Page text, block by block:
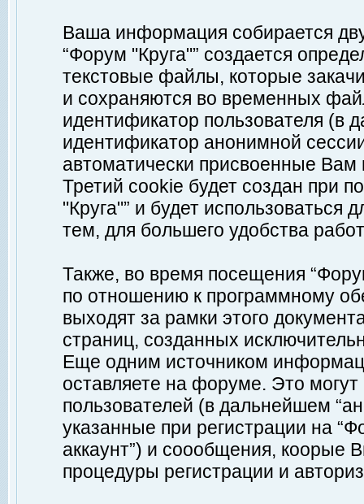
Ваша информация собирается
“Форум "Круга"” создается
текстовые файлы, которые
и сохраняются во временных
идентификатор пользователя (в
идентификатор анонимной
автоматически присвоенные
Третий cookie будет создан при
"Круга"” и будет
тем, для большего удобства
Также, во время посещения
по отношению к программному
выходят за рамки этого
страниц, созданных
Еще одним источником
оставляете на форуме. Это
пользователей (в дальнейшем
указанные при регистрации на
аккаунт”) и соообщения, коорые
процедуры регистрации и